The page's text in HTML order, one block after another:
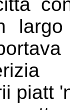
piatt